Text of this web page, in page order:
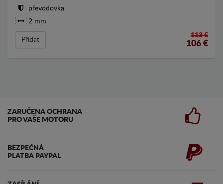
převodovka
2 mm
Přídat
113 €
106 €
ZARUČENA OCHRANA
PRO VAŠE MOTORU
BEZPEČNÁ
PLATBA PAYPAL